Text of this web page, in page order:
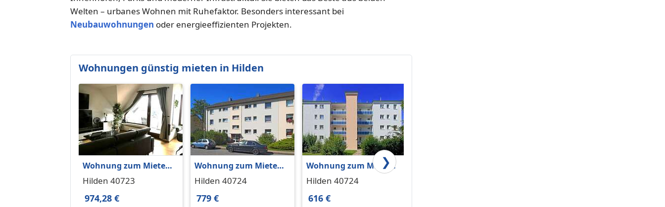
Welten – urbanes Wohnen mit Ruhefaktor. Besonders interessant bei
Neubauwohnungen oder energieeffizienten Projekten.
Wohnungen günstig mieten in Hilden
Wohnung zum Mieten
in Hilden 974,28 € 84.72
Hilden 40723
974,28 €
Wohnung zum Mieten
in Hilden 779 € 64.65 m²
Hilden 40724
779 €
Wohnung zum Mieten
in Hilden 616 € 51.99 m²
Hilden 40724
616 €
❯